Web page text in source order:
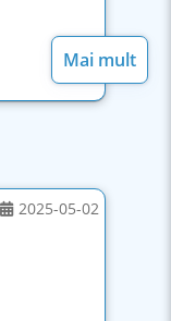
Mai mult
2025-05-02